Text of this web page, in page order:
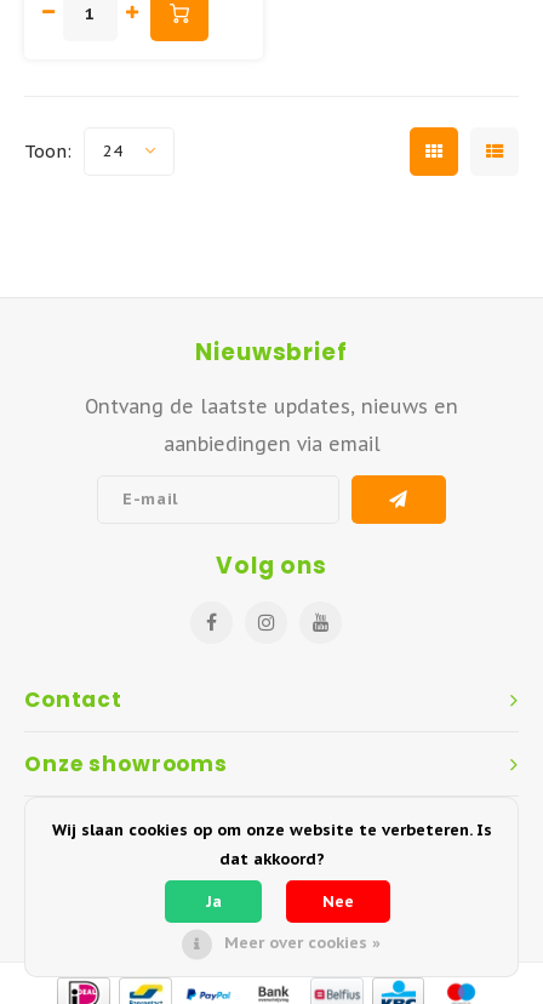
Toon: 24
Contact
Nieuwsbrief
Ontvang de laatste updates, nieuws en
aanbiedingen via email
Volg ons
Onze showrooms
Klantenservice
Mijn account
Wij slaan cookies op om onze website te verbeteren. Is
dat akkoord?
Ja Nee
Meer over cookies »